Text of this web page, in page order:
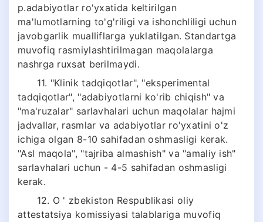
p.adabiyotlar ro'yxatida keltirilgan
ma'lumotlarning to'g'riligi va ishonchliligi uchun
javobgarlik mualliflarga yuklatilgan. Standartga
muvofiq rasmiylashtirilmagan maqolalarga
nashrga ruxsat berilmaydi.
11. "Klinik tadqiqotlar", "eksperimental
tadqiqotlar", "adabiyotlarni ko'rib chiqish" va
"ma'ruzalar" sarlavhalari uchun maqolalar hajmi
jadvallar, rasmlar va adabiyotlar ro'yxatini o'z
ichiga olgan 8-10 sahifadan oshmasligi kerak.
"Asl maqola", "tajriba almashish" va "amaliy ish"
sarlavhalari uchun - 4-5 sahifadan oshmasligi
kerak.
12. O ' zbekiston Respublikasi oliy
attestatsiya komissiyasi talablariga muvofiq